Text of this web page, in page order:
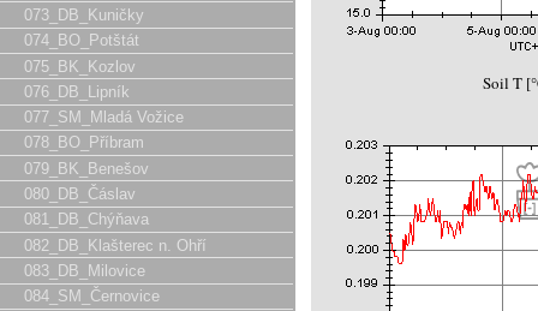
073_DB_Kuničky
074_BO_Potštát
075_BK_Kozlov
076_DB_Lipník
077_SM_Mladá Vožice
078_BO_Příbram
079_BK_Benešov
080_DB_Čáslav
081_DB_Chýňava
082_DB_Klašterec n. Ohří
083_DB_Milovice
084_SM_Černovice
Soil T